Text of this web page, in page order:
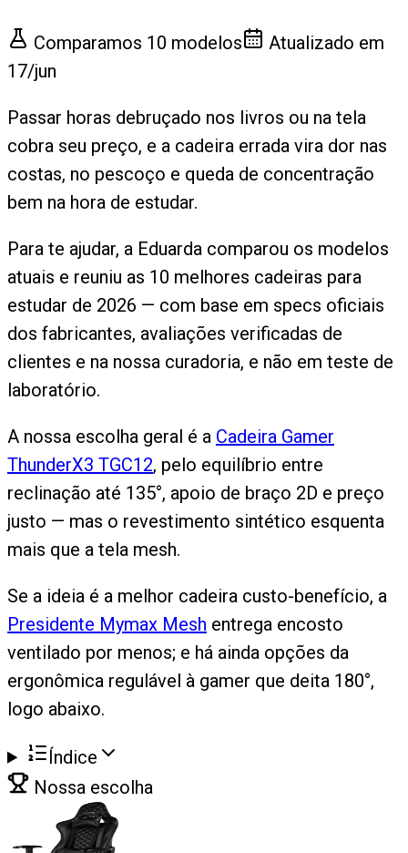
Comparamos 10 modelos
Atualizado em
17/jun
Passar horas debruçado nos livros ou na tela
cobra seu preço, e a cadeira errada vira dor nas
costas, no pescoço e queda de concentração
bem na hora de estudar.
Para te ajudar, a Eduarda comparou os modelos
atuais e reuniu as 10 melhores cadeiras para
estudar de 2026 — com base em specs oficiais
dos fabricantes, avaliações verificadas de
clientes e na nossa curadoria, e não em teste de
laboratório.
A nossa escolha geral é a Cadeira Gamer
ThunderX3 TGC12, pelo equilíbrio entre
reclinação até 135°, apoio de braço 2D e preço
justo — mas o revestimento sintético esquenta
mais que a tela mesh.
Se a ideia é a melhor cadeira custo-benefício, a
Presidente Mymax Mesh entrega encosto
ventilado por menos; e há ainda opções da
ergonômica regulável à gamer que deita 180°,
logo abaixo.
Índice
Nossa escolha